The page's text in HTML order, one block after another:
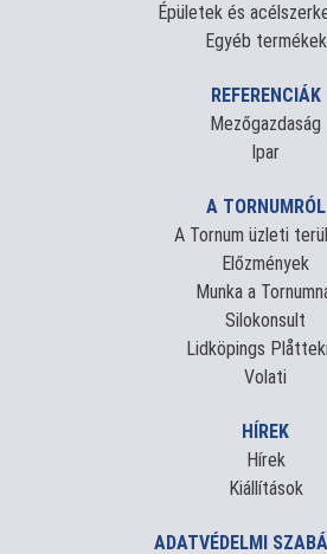
Épületek és
Egyéb termékek
REFERENCIÁK
Mezőgazdaság
Ipar
A TORNUMRÓL
A Tornum üzleti
Előzmények
Munka a
Silokonsult
Lidköpings
Volati
HÍREK
Hírek
Kiállítások
ADATVÉDELMI